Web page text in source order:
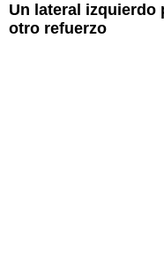
Un lateral izquierdo
otro refuerzo